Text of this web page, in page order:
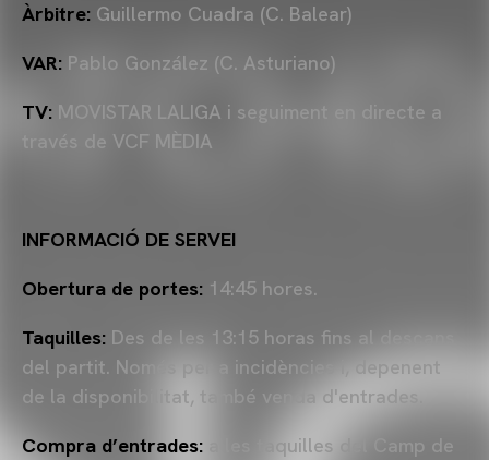
Àrbitre: Guillermo Cuadra (C. Balear)
VAR: Pablo González (C. Asturiano)
TV: MOVISTAR LALIGA i seguiment en directe a
través de VCF MÈDIA
INFORMACIÓ DE SERVEI
Obertura de portes: 14:45 hores.
Taquilles: Des de les 13:15 horas fins al descans
del partit. Només per a incidències i, depenent
de la disponibilitat, també venda d'entrades.
Compra d’entrades: a les taquilles del Camp de